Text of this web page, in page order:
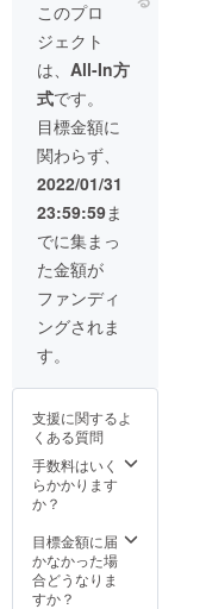
24,882
円（送
料別）
でお届
けいた
しま
す。
このプロ
ジェクト
は、 All-In方
式です。
目標金額に
関わらず、
2022/01/31
23:59:59ま
でに集まっ
た金額が
ファンディ
ングされま
す。
支援に関するよ
くある質問
手数料はいく
らかかります
か？
目標金額に届
かなかった場
合どうなりま
すか？